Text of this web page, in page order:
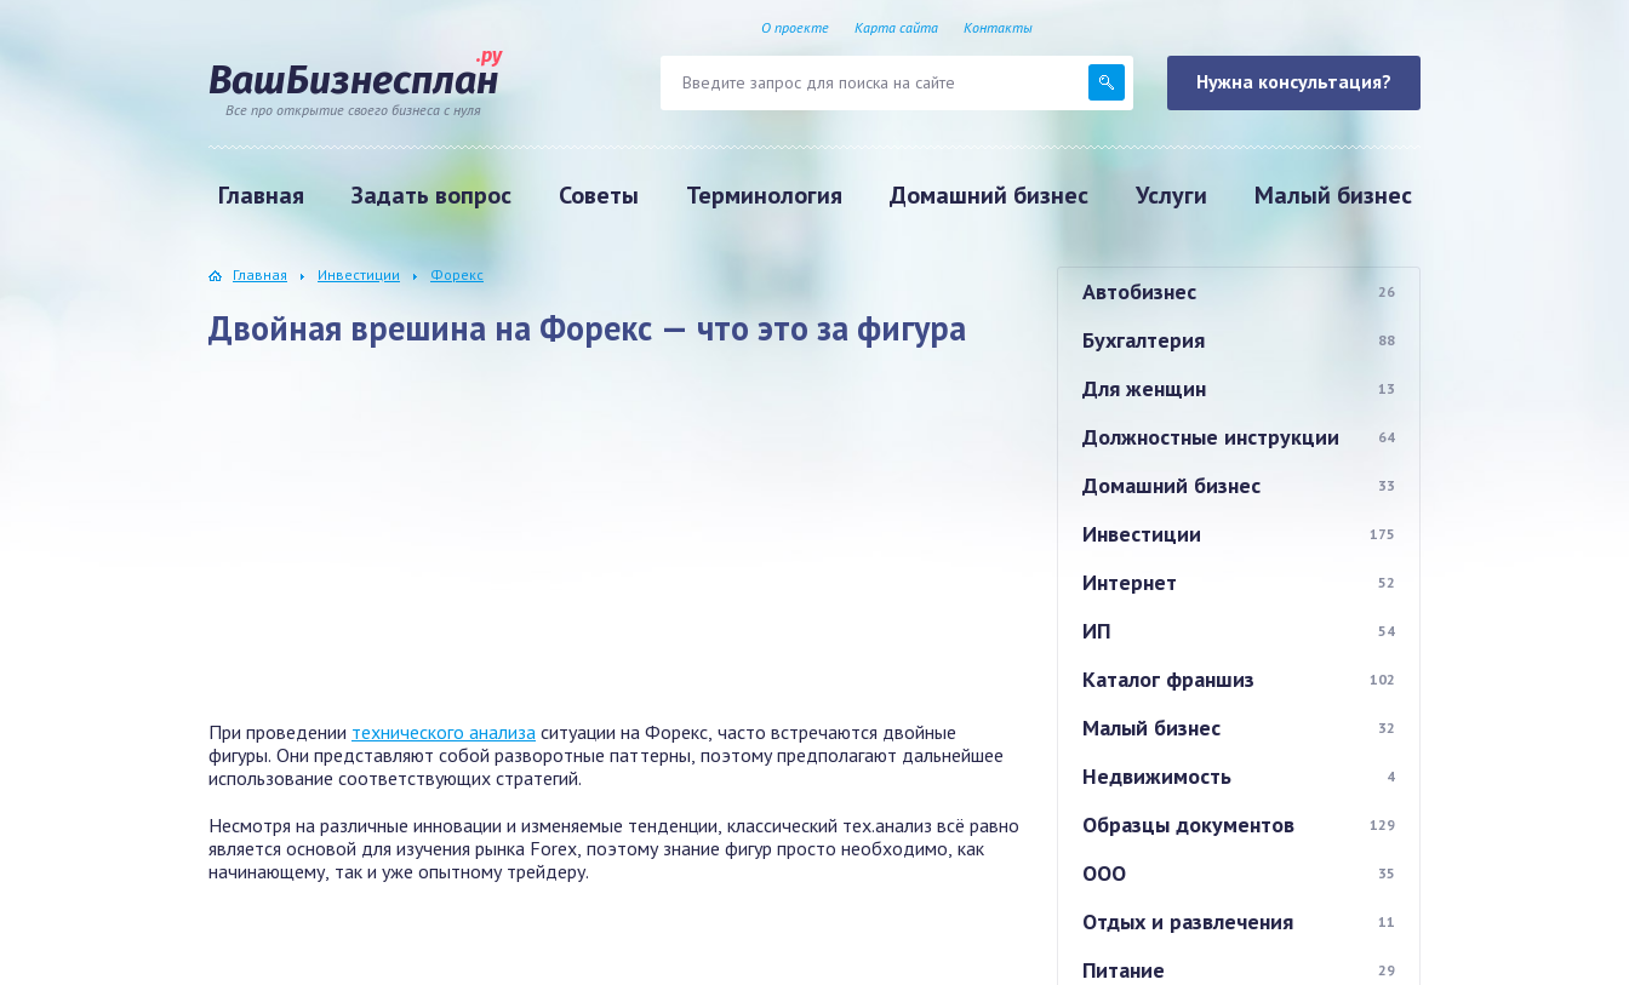
ВашБизнесплан
.ру
Все про открытие своего бизнеса с нуля
О проекте Карта сайта Контакты
Нужна консультация?
Главная Задать вопрос Советы Терминология Домашний бизнес Услуги Малый бизнес
Главная Инвестиции Форекс
Двойная врешина на Форекс — что это за фигура
При проведении технического анализа ситуации на Форекс, часто встречаются двойные
фигуры. Они представляют собой разворотные паттерны, поэтому предполагают дальнейшее
использование соответствующих стратегий.
Несмотря на различные инновации и изменяемые тенденции, классический тех.анализ всё равно
является основой для изучения рынка Forex, поэтому знание фигур просто необходимо, как
начинающему, так и уже опытному трейдеру.
Автобизнес 26
Бухгалтерия 88
Для женщин 13
Должностные инструкции 64
Домашний бизнес 33
Инвестиции 175
Интернет 52
ИП 54
Каталог франшиз 102
Малый бизнес 32
Недвижимость 4
Образцы документов 129
ООО 35
Отдых и развлечения 11
Питание 29